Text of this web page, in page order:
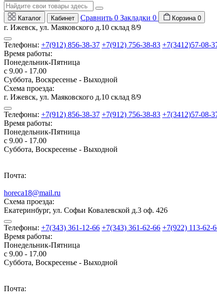
Каталог Кабинет Сравнить 0 Закладки 0 Корзина 0
г. Ижевск, ул. Маяковского д.10 склад 8/9
Телефоны: +7(912) 856-38-37 +7(912) 756-38-83 +7(3412)57-08-
Время работы:
Понедельник-Пятница
с 9.00 - 17.00
Суббота, Воскресенье - Выходной
Схема проезда:
г. Ижевск, ул. Маяковского д.10 склад 8/9
Телефоны: +7(912) 856-38-37 +7(912) 756-38-83 +7(3412)57-08-
Время работы:
Понедельник-Пятница
с 9.00 - 17.00
Суббота, Воскресенье - Выходной
Почта:
horeca18@mail.ru
Схема проезда:
Екатеринбург, ул. Софьи Ковалевской д.3 оф. 426
Телефоны: +7(343) 361-12-66 +7(343) 361-62-66 +7(922) 113-62-
Время работы:
Понедельник-Пятница
с 9.00 - 17.00
Суббота, Воскресенье - Выходной
Почта: